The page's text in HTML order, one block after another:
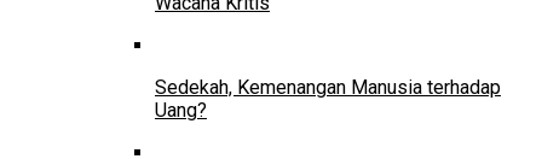
Sedekah, Kemenangan Manusia terhadap
Uang?